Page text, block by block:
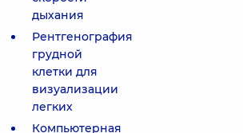
дыхания
Рентгенография
грудной
клетки для
визуализации
легких
Компьютерная